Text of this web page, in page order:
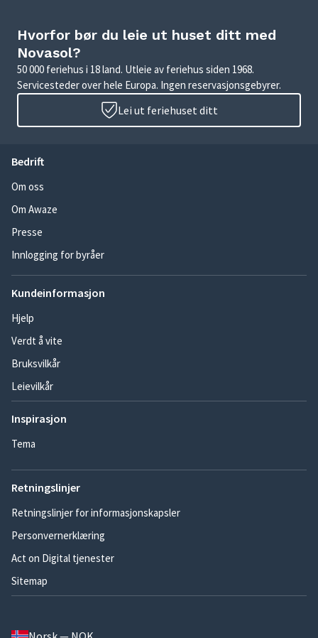
Hvorfor bør du leie ut huset ditt med
Novasol?
50 000 feriehus i 18 land. Utleie av feriehus siden 1968.
Servicesteder over hele Europa. Ingen reservasjonsgebyrer.
Lei ut feriehuset ditt
Bedrift
Om oss
Om Awaze
Presse
Innlogging for byråer
Kundeinformasjon
Hjelp
Verdt å vite
Bruksvilkår
Leievilkår
Inspirasjon
Tema
Retningslinjer
Retningslinjer for informasjonskapsler
Personvernerklæring
Act on Digital tjenester
Sitemap